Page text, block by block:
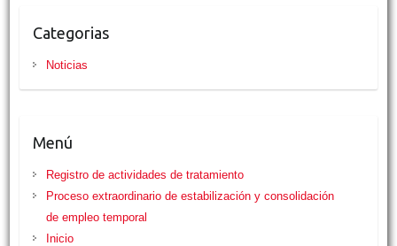
Categorias
Noticias
Menú
Registro de actividades de tratamiento
Proceso extraordinario de estabilización y consolidación
de empleo temporal
Inicio